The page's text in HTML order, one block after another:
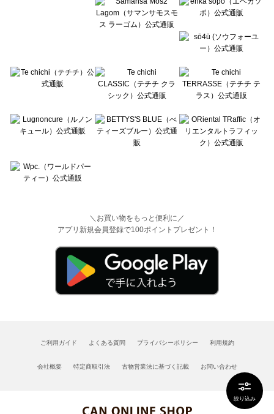
絞り込み
＼お買い物をもっと便利に／
アプリ新規会員登録で100ポイントプレゼント！
ご利用ガイド よくある質問 プライバシーポリシー 利用規約
会社概要 特定商取引法 古物営業法に基づく記載 お問い合わせ